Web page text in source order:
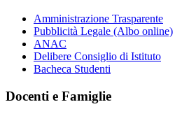
Amministrazione Trasparente
Pubblicità Legale (Albo online)
ANAC
Delibere Consiglio di Istituto
Bacheca Studenti
Docenti e Famiglie